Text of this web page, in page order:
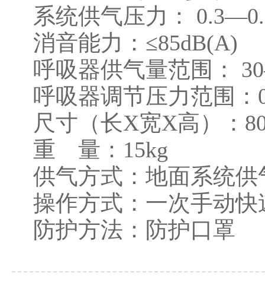
系统供气压力：
消音能力：≤85dB(A)
呼吸器供气量范围：
呼吸器调节压力范围
尺寸（长X宽X高）：
重 量：15kg
供气方式：地面系统
操作方式：一次手动快
防护方法：防护口罩